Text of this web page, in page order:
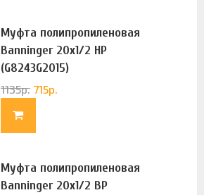
Муфта полипропиленовая
Banninger 20х1/2 НР
(G8243G2015)
1135р. 715р.
Муфта полипропиленовая
Banninger 20х1/2 ВР